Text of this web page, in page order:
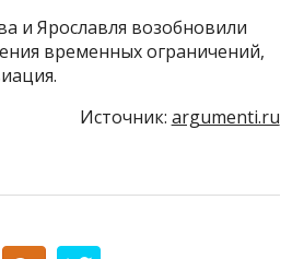
и Ярославля возобновили
временных ограничений,
Источник: argumenti.ru